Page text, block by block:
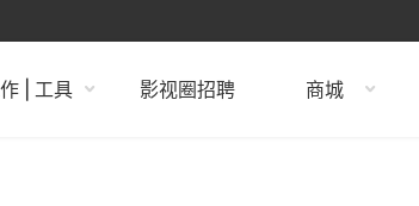
| 工具 影视圈招聘 商城